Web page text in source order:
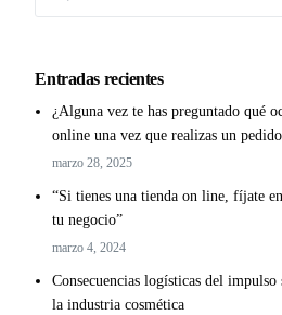
Entradas recientes
¿Alguna vez te has preguntado qué
online una vez que realizas un
marzo 28, 2025
“Si tienes una tienda on line, fíjate
tu negocio”
marzo 4, 2024
Consecuencias logísticas del
la industria cosmética